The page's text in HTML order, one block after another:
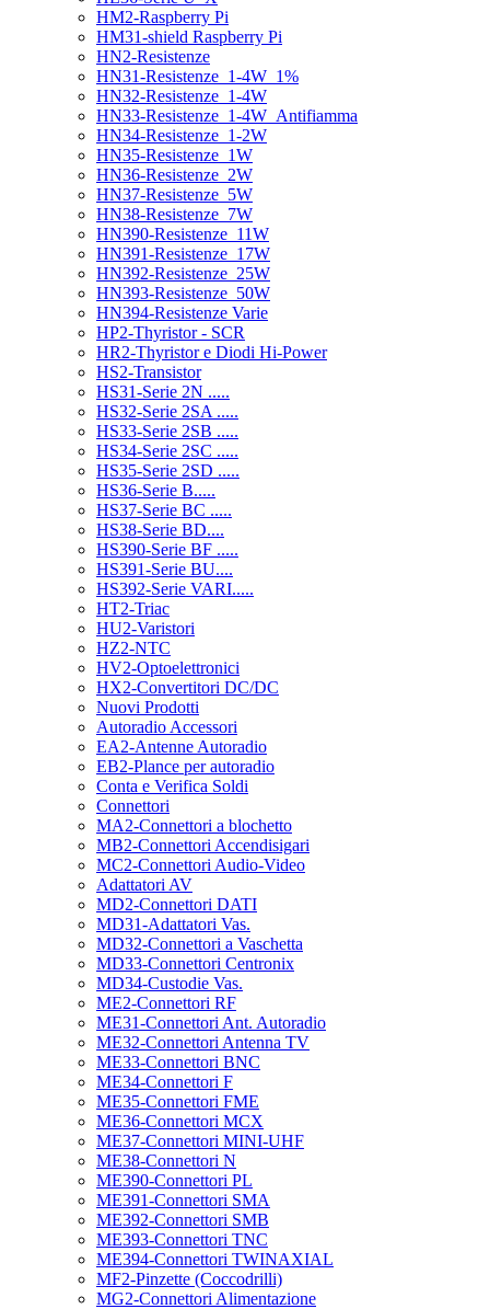
HM2-Raspberry Pi
HM31-shield Raspberry Pi
HN2-Resistenze
HN31-Resistenze_1-4W_1%
HN32-Resistenze_1-4W
HN33-Resistenze_1-4W_Antifiamma
HN34-Resistenze_1-2W
HN35-Resistenze_1W
HN36-Resistenze_2W
HN37-Resistenze_5W
HN38-Resistenze_7W
HN390-Resistenze_11W
HN391-Resistenze_17W
HN392-Resistenze_25W
HN393-Resistenze_50W
HN394-Resistenze Varie
HP2-Thyristor - SCR
HR2-Thyristor e Diodi Hi-Power
HS2-Transistor
HS31-Serie 2N .....
HS32-Serie 2SA .....
HS33-Serie 2SB .....
HS34-Serie 2SC .....
HS35-Serie 2SD .....
HS36-Serie B.....
HS37-Serie BC .....
HS38-Serie BD....
HS390-Serie BF .....
HS391-Serie BU....
HS392-Serie VARI.....
HT2-Triac
HU2-Varistori
HZ2-NTC
HV2-Optoelettronici
HX2-Convertitori DC/DC
Nuovi Prodotti
Autoradio Accessori
EA2-Antenne Autoradio
EB2-Plance per autoradio
Conta e Verifica Soldi
Connettori
MA2-Connettori a blochetto
MB2-Connettori Accendisigari
MC2-Connettori Audio-Video
Adattatori AV
MD2-Connettori DATI
MD31-Adattatori Vas.
MD32-Connettori a Vaschetta
MD33-Connettori Centronix
MD34-Custodie Vas.
ME2-Connettori RF
ME31-Connettori Ant. Autoradio
ME32-Connettori Antenna TV
ME33-Connettori BNC
ME34-Connettori F
ME35-Connettori FME
ME36-Connettori MCX
ME37-Connettori MINI-UHF
ME38-Connettori N
ME390-Connettori PL
ME391-Connettori SMA
ME392-Connettori SMB
ME393-Connettori TNC
ME394-Connettori TWINAXIAL
MF2-Pinzette (Coccodrilli)
MG2-Connettori Alimentazione